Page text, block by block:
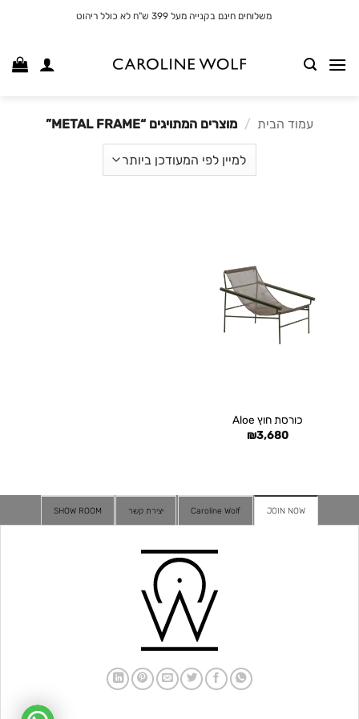
משלוחים חינם בקנייה מעל 399 ש"ח לא כולל ריהוט
עמוד הבית / מוצרים המתויגים “METAL FRAME”
כורסת חוץ Aloe
₪3,680
JOIN NOW
Caroline Wolf יצירת קשר SHOW ROOM